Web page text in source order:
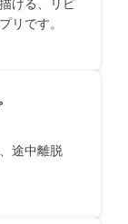
ける、リピ
リです。
途中離脱